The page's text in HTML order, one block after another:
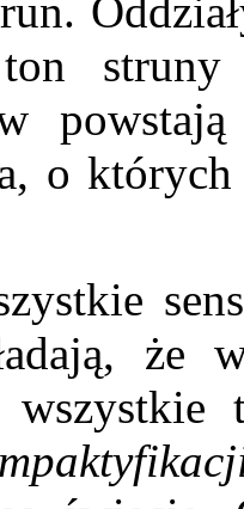
struny
o
że